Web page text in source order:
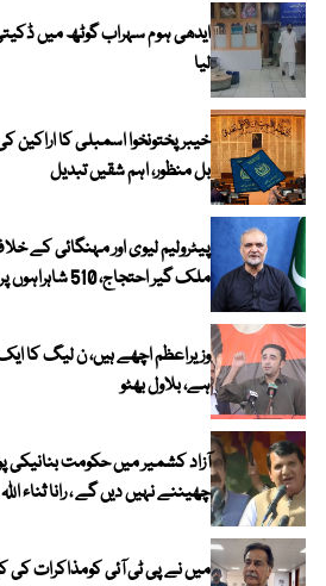
ایدھی ہوم سہراب گوٹھ میں
لیا
خیبرپختونخوا اسمبلی کا
بل منظور، اہم شقیں تبدیل
پیٹرولیم لیوی اور مہنگائی کے
ملک گیر احتجاج، 510 شاہراہوں پر دھرنوں کا اعلان
وزیراعظم اچھے ہیں، ن لیگ کا ایک
ہے، بلاول بھٹو
آزاد کشمیر میں حکومت بنانیکی
چھیننے نہیں دیں گے ، رانا ثناء
میں نے پی ٹی آئی کومذاکرات کی